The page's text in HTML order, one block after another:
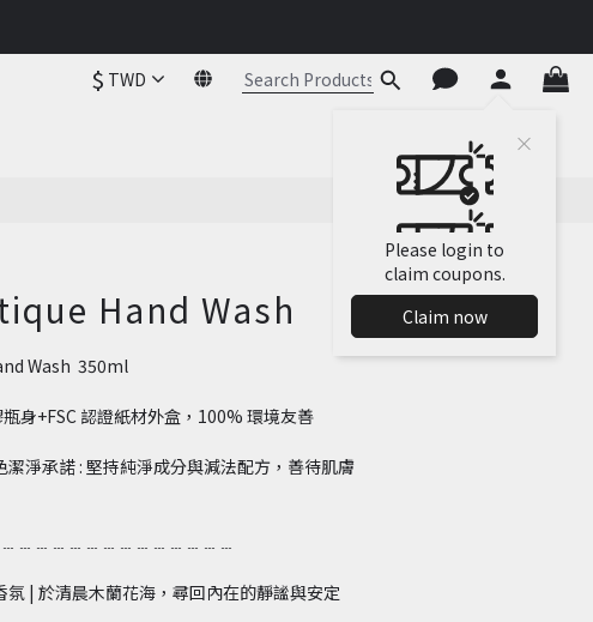
$ TWD
Please login to
claim coupons.
Claim now
Hand Wash
Wash  350ml
瓶身+FSC 認證紙材外盒，100% 環境友善
潔淨承諾 : 堅持純淨成分與減法配方，善待肌膚
氛 | 於清晨木蘭花海，尋回內在的靜謐與安定
BUY NOW